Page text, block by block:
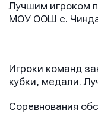
Лучшим игроком
МОУ ООШ с.
Игроки команд
кубки, медали.
Соревнования